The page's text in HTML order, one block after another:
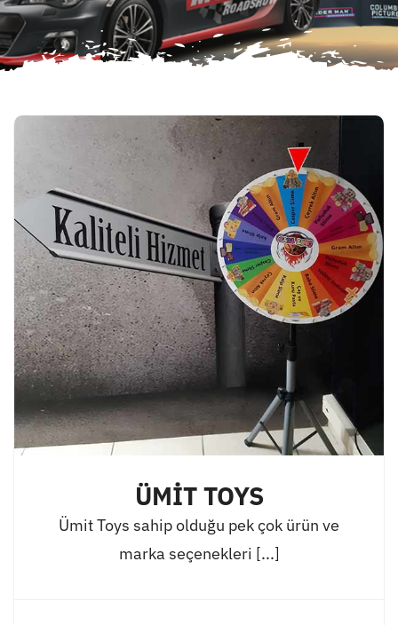
ÜMİT TOYS
Ümit Toys sahip olduğu pek çok ürün ve
marka seçenekleri [...]